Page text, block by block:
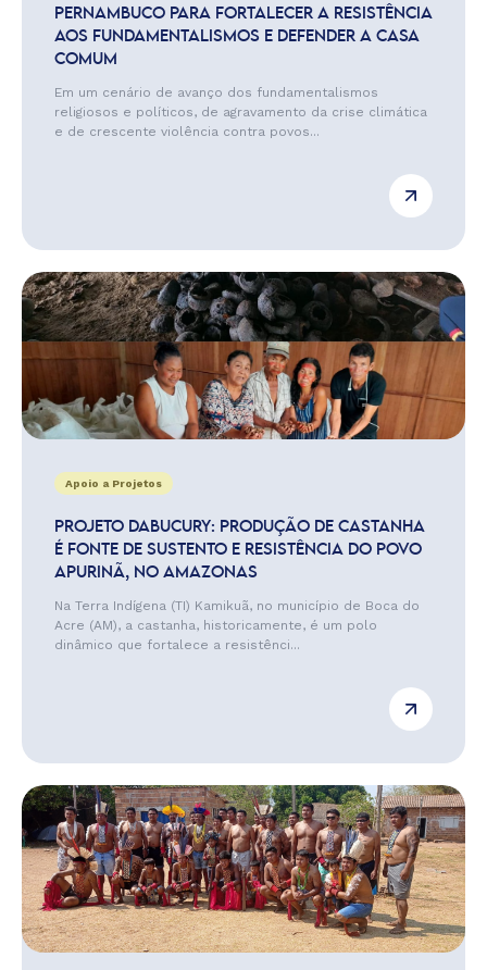
PERNAMBUCO PARA FORTALECER A RESISTÊNCIA
AOS FUNDAMENTALISMOS E DEFENDER A CASA
COMUM
Em um cenário de avanço dos fundamentalismos
religiosos e políticos, de agravamento da crise climática
e de crescente violência contra povos...
Apoio a Projetos
PROJETO DABUCURY: PRODUÇÃO DE CASTANHA
É FONTE DE SUSTENTO E RESISTÊNCIA DO POVO
APURINÃ, NO AMAZONAS
Na Terra Indígena (TI) Kamikuã, no município de Boca do
Acre (AM), a castanha, historicamente, é um polo
dinâmico que fortalece a resistênci...